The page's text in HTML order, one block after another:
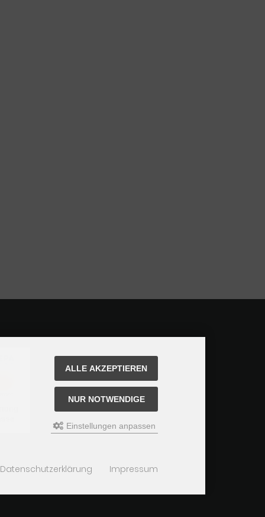
ALLE AKZEPTIEREN
NUR NOTWENDIGE
Einstellungen anpassen
Datenschutzerklärung Impressum